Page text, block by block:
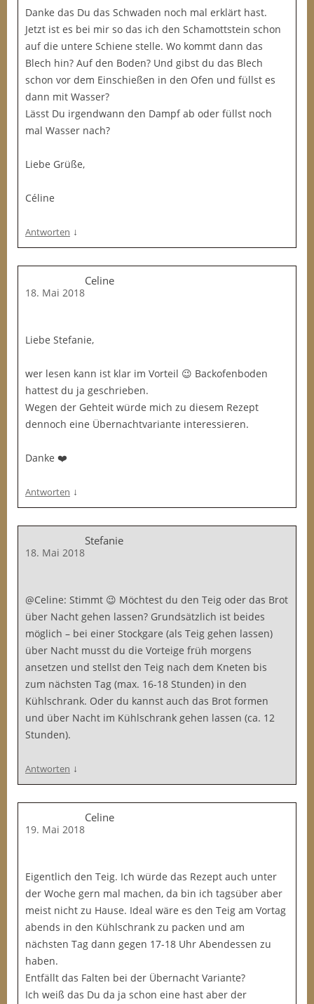
Danke das Du das Schwaden noch mal erklärt hast.
Jetzt ist es bei mir so das ich den Schamottstein schon
auf die untere Schiene stelle. Wo kommt dann das
Blech hin? Auf den Boden? Und gibst du das Blech
schon vor dem Einschießen in den Ofen und füllst es
dann mit Wasser?
Lässt Du irgendwann den Dampf ab oder füllst noch
mal Wasser nach?
Liebe Grüße,
Céline
Antworten ↓
Celine
18. Mai 2018
Liebe Stefanie,
wer lesen kann ist klar im Vorteil 😉 Backofenboden
hattest du ja geschrieben.
Wegen der Gehteit würde mich zu diesem Rezept
dennoch eine Übernachtvariante interessieren.
Danke ❤️
Antworten ↓
Stefanie
18. Mai 2018
@Celine: Stimmt 😉 Möchtest du den Teig oder das Brot
über Nacht gehen lassen? Grundsätzlich ist beides
möglich – bei einer Stockgare (als Teig gehen lassen)
über Nacht musst du die Vorteige früh morgens
ansetzen und stellst den Teig nach dem Kneten bis
zum nächsten Tag (max. 16-18 Stunden) in den
Kühlschrank. Oder du kannst auch das Brot formen
und über Nacht im Kühlschrank gehen lassen (ca. 12
Stunden).
Antworten ↓
Celine
19. Mai 2018
Eigentlich den Teig. Ich würde das Rezept auch unter
der Woche gern mal machen, da bin ich tagsüber aber
meist nicht zu Hause. Ideal wäre es den Teig am Vortag
abends in den Kühlschrank zu packen und am
nächsten Tag dann gegen 17-18 Uhr Abendessen zu
haben.
Entfällt das Falten bei der Übernacht Variante?
Ich weiß das Du da ja schon eine hast aber der